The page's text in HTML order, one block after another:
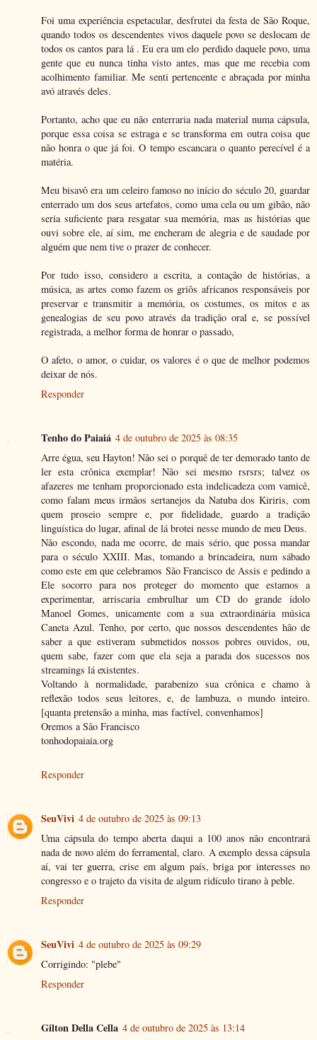
Foi uma experiência espetacular, desfrutei da festa de São Roque,
quando todos os descendentes vivos daquele povo se deslocam de
todos os cantos para lá . Eu era um elo perdido daquele povo, uma
gente que eu nunca tinha visto antes, mas que me recebia com
acolhimento familiar. Me senti pertencente e abraçada por minha
avó através deles.
Portanto, acho que eu não enterraria nada material numa cápsula,
porque essa coisa se estraga e se transforma em outra coisa que
não honra o que já foi. O tempo escancara o quanto perecível é a
matéria.
Meu bisavô era um celeiro famoso no início do século 20, guardar
enterrado um dos seus artefatos, como uma cela ou um gibão, não
seria suficiente para resgatar sua memória, mas as histórias que
ouvi sobre ele, aí sim, me encheram de alegria e de saudade por
alguém que nem tive o prazer de conhecer.
Por tudo isso, considero a escrita, a contação de histórias, a
música, as artes como fazem os griôs africanos responsáveis por
preservar e transmitir a memória, os costumes, os mitos e as
genealogias de seu povo através da tradição oral e, se possível
registrada, a melhor forma de honrar o passado,
O afeto, o amor, o cuidar, os valores é o que de melhor podemos
deixar de nós.
Responder
Tenho do Paiaiá 4 de outubro de 2025 às 08:35
Arre égua, seu Hayton! Não sei o porquê de ter demorado tanto de
ler esta crônica exemplar! Não sei mesmo rsrsrs; talvez os
afazeres me tenham proporcionado esta indelicadeza com vamicê,
como falam meus irmãos sertanejos da Natuba dos Kiriris, com
quem proseio sempre e, por fidelidade, guardo a tradição
linguística do lugar, afinal de lá brotei nesse mundo de meu Deus.
Não escondo, nada me ocorre, de mais sério, que possa mandar
para o século XXIII. Mas, tomando a brincadeira, num sábado
como este em que celebramos São Francisco de Assis e pedindo a
Ele socorro para nos proteger do momento que estamos a
experimentar, arriscaria embrulhar um CD do grande ídolo
Manoel Gomes, unicamente com a sua extraordinária música
Caneta Azul. Tenho, por certo, que nossos descendentes hão de
saber a que estiveram submetidos nossos pobres ouvidos, ou,
quem sabe, fazer com que ela seja a parada dos sucessos nos
streamings lá existentes.
Voltando à normalidade, parabenizo sua crônica e chamo à
reflexão todos seus leitores, e, de lambuza, o mundo inteiro.
[quanta pretensão a minha, mas factível, convenhamos]
Oremos a São Francisco
tonhodopaiaia.org
Responder
SeuVivi 4 de outubro de 2025 às 09:13
Uma cápsula do tempo aberta daqui a 100 anos não encontrará
nada de novo além do ferramental, claro. A exemplo dessa cápsula
aí, vai ter guerra, crise em algum país, briga por interesses no
congresso e o trajeto da visita de algum ridículo tirano à peble.
Responder
SeuVivi 4 de outubro de 2025 às 09:29
Corrigindo: "plebe"
Responder
Gilton Della Cella 4 de outubro de 2025 às 13:14